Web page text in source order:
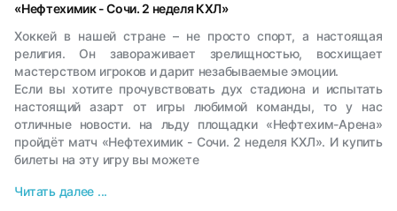
«Нефтехимик - Сочи. 2 неделя КХЛ»
Хоккей в нашей стране – не просто спорт, а настоящая
религия. Он завораживает зрелищностью, восхищает
мастерством игроков и дарит незабываемые эмоции.
Если вы хотите прочувствовать дух стадиона и испытать
настоящий азарт от игры любимой команды, то у нас
отличные новости. на льду площадки «Нефтехим-Арена»
пройдёт матч «Нефтехимик - Сочи. 2 неделя КХЛ». И купить
билеты на эту игру вы можете
Читать далее ...